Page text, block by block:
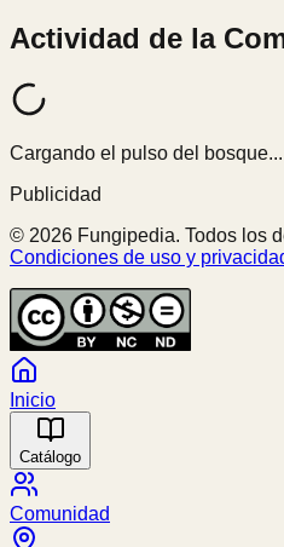
Actividad de la
Cargando el pulso del bosque...
Publicidad
© 2026 Fungipedia. Todos los
Condiciones de uso y
Inicio
Catálogo
Comunidad